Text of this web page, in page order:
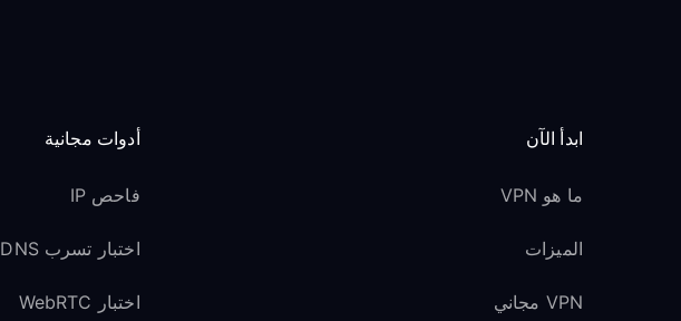
ابدأ الآن
ما هو VPN
الميزات
VPN مجاني
أدوات مجانية
فاحص IP
اختبار تسرب DNS
اختبار WebRTC